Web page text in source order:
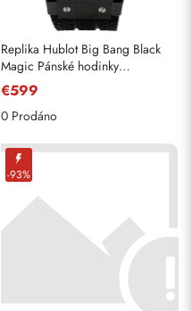
Replika Hublot Big Bang Black
Magic Pánské hodinky
301.CX.130. RX
€599
0 Prodáno
-93%